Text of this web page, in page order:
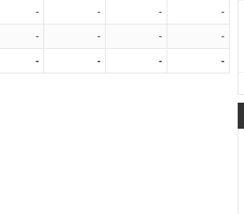
- - - -
- - - -
- - - -